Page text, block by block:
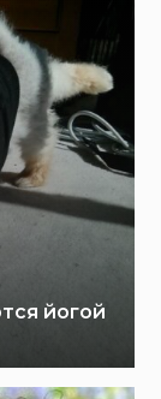
йогой